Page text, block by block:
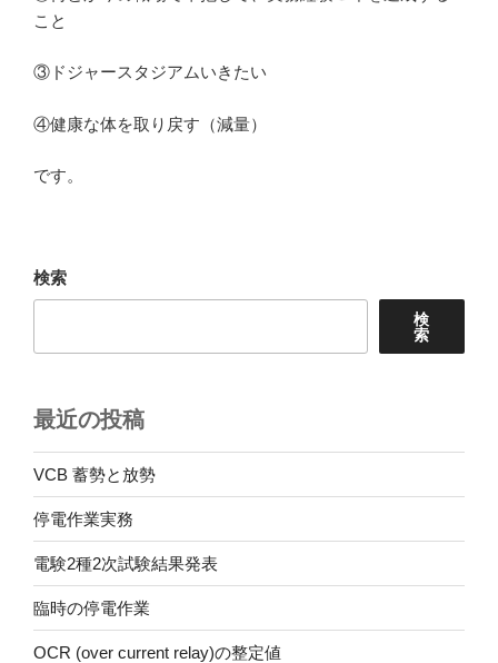
こと
③ドジャースタジアムいきたい
④健康な体を取り戻す（減量）
です。
検索
検
索
最近の投稿
VCB 蓄勢と放勢
停電作業実務
電験2種2次試験結果発表
臨時の停電作業
OCR (over current relay)の整定値